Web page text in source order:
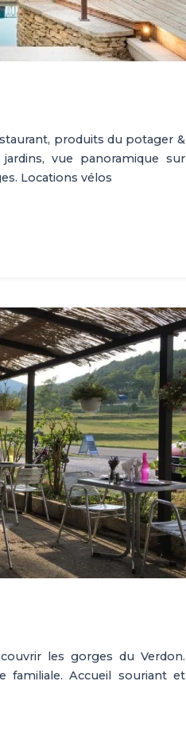
produits du potager &
vue panoramique sur
Locations vélos
les gorges du Verdon.
familiale. Accueil souriant et